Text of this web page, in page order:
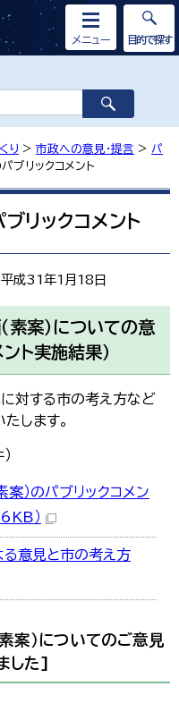
メニュー 目的で探す
り > 市政への意見・提言 > パ
ブリックコメント
リックコメント
成31年1月18日
素案）についての意
ト実施結果）
対する市の考え方など
します。
）のパブリックコメン
）
る意見と市の考え方
案）についてのご意見
した]